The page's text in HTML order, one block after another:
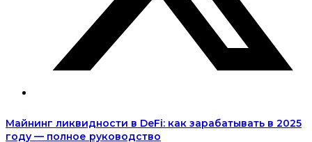
Майнинг ликвидности в DeFi: как зарабатывать в 2025
году — полное руководство